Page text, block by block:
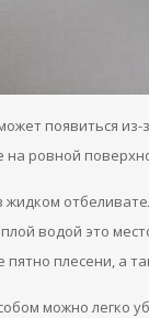
появиться
ровной
водой это
пятно плесени, а
можно легко